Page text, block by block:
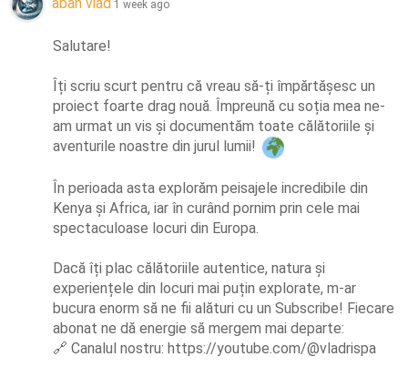
1 week ago
Salutare!
Îți scriu scurt pentru că vreau să-ți împărtășesc un
proiect foarte drag nouă. Împreună cu soția mea ne-
am urmat un vis și documentăm toate călătoriile și
aventurile noastre din jurul lumii!
În perioada asta explorăm peisajele incredibile din
Kenya și Africa, iar în curând pornim prin cele mai
spectaculoase locuri din Europa.
Dacă îți plac călătoriile autentice, natura și
experiențele din locuri mai puțin explorate, m-ar
bucura enorm să ne fii alături cu un Subscribe! Fiecare
🔗 Canalul nostru: https://youtube.com/@vladrispa